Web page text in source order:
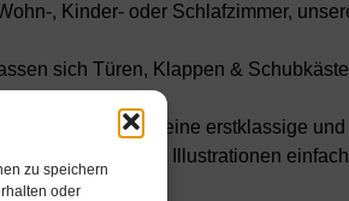
zu speichern
oder
, Kinder- oder Schlafzimmer,
sich Türen, Klappen &
sowie eine erstklassige und
Darstellungen und Illustrationen einfach